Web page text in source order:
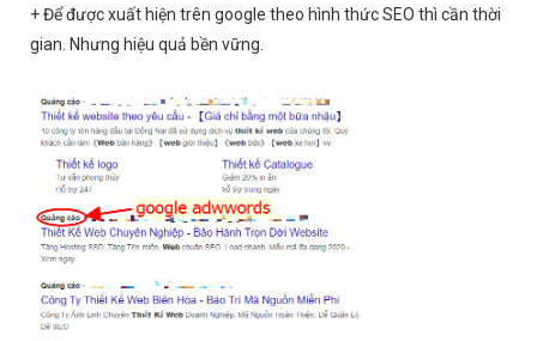
+ Để được xuất hiện trên google theo hình thức SEO thì cần thời
gian. Nhưng hiệu quả bền vững.